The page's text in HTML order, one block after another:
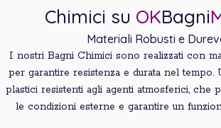
Chimici su OKBagni
Materiali Robusti e
I nostri Bagni Chimici sono realizzati con
per garantire resistenza e durata nel tempo.
plastici resistenti agli agenti atmosferici, che
le condizioni esterne e garantire un